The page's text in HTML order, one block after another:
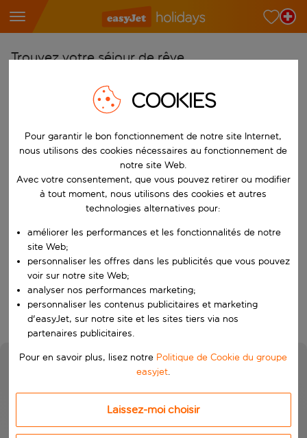
Trouvez votre séjour de rêve
Commencez à taper pour la saisie automatique. Lorsque les
Choisissez votre aéroport
Commencez à taper pour la saisie automatique. Lorsque les
Choisissez votre destination
Vers
Choisissez vos dates
Quand
Qui
Rechercher
COOKIES
Pour garantir le bon fonctionnement de notre site Internet,
nous utilisons des cookies nécessaires au fonctionnement de
notre site Web.
Avec votre consentement, que vous pouvez retirer ou modifier
à tout moment, nous utilisons des cookies et autres
technologies alternatives pour:
améliorer les performances et les fonctionnalités de notre
site Web;
personnaliser les offres dans les publicités que vous pouvez
voir sur notre site Web;
analyser nos performances marketing;
personnaliser les contenus publicitaires et marketing
d'easyJet, sur notre site et les sites tiers via nos
partenaires publicitaires.
Pour en savoir plus, lisez notre Politique de Cookie du groupe
easyjet.
Laissez-moi choisir